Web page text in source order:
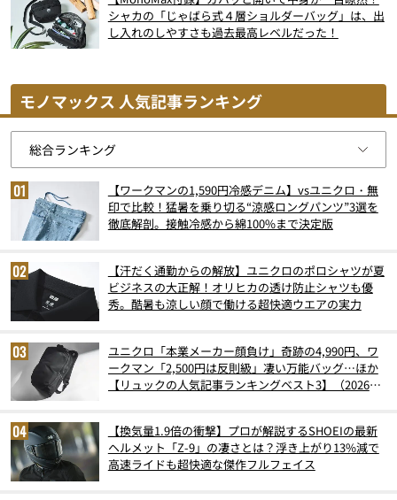
シャカの「じゃばら式４層ショルダーバッグ」は、出
し入れのしやすさも過去最高レベルだった！
モノマックス 人気記事ランキング
【ワークマンの1,590円冷感デニム】vsユニクロ・無
印で比較！猛暑を乗り切る“涼感ロングパンツ”3選を
徹底解剖。接触冷感から綿100%まで決定版
【汗だく通勤からの解放】ユニクロのポロシャツが夏
ビジネスの大正解！オリヒカの透け防止シャツも優
秀。酷暑も涼しい顔で働ける超快適ウエアの実力
ユニクロ「本業メーカー顔負け」奇跡の4,990円、ワ
ークマン「2,500円は反則級」凄い万能バッグ…ほか
【リュックの人気記事ランキングベスト3】（2026年
【換気量1.9倍の衝撃】プロが解説するSHOEIの最新
ヘルメット「Z-9」の凄さとは？浮き上がり13%減で
高速ライドも超快適な傑作フルフェイス